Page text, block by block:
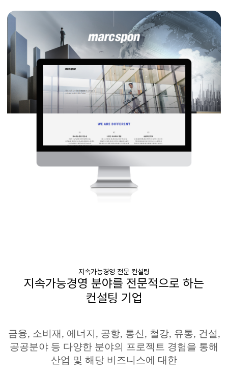
지속가능경영 전문 컨설팅
지속가능경영 분야를 전문적으로 하는
컨설팅 기업
금융, 소비재, 에너지, 공항, 통신, 철강, 유통, 건설,
공공분야 등 다양한 분야의 프로젝트 경험을 통해
산업 및 해당 비즈니스에 대한